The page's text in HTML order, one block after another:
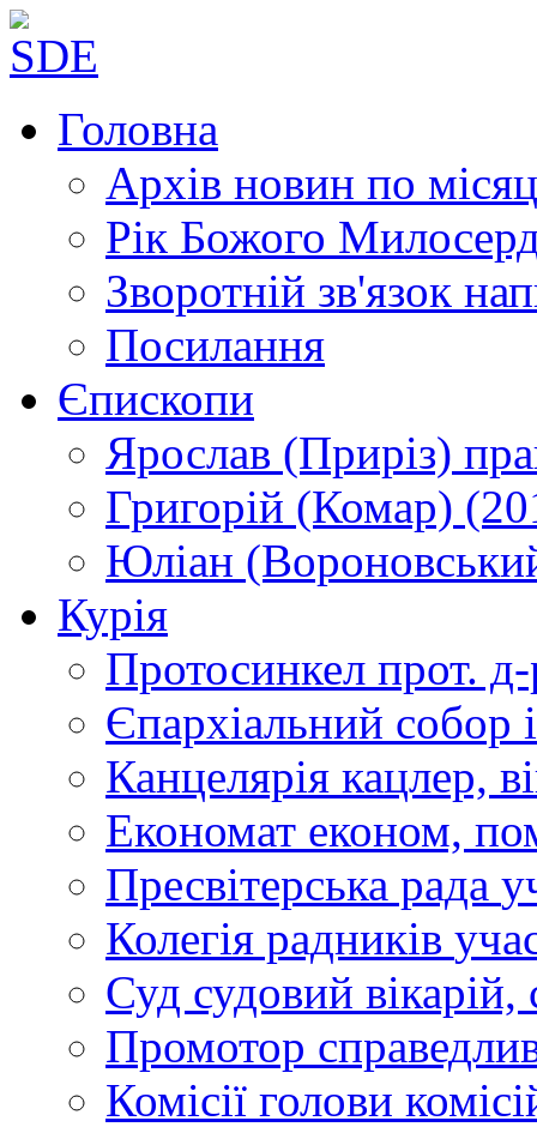
Головна
Архів новин по
Рік Божого
Зворотній зв'язок
Посилання
Єпископи
Ярослав (Приріз)
Григорій (Комар)
Юліан
Курія
Протосинкел прот.
Єпархіальний собор
Канцелярія кацлер,
Економат економ,
Пресвітерська рада
Колегія радників
Суд судовий вікарій,
Промотор
Комісії голови